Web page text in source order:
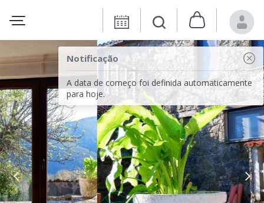
Notificação
A data de começo foi definida automaticamente
para hoje.